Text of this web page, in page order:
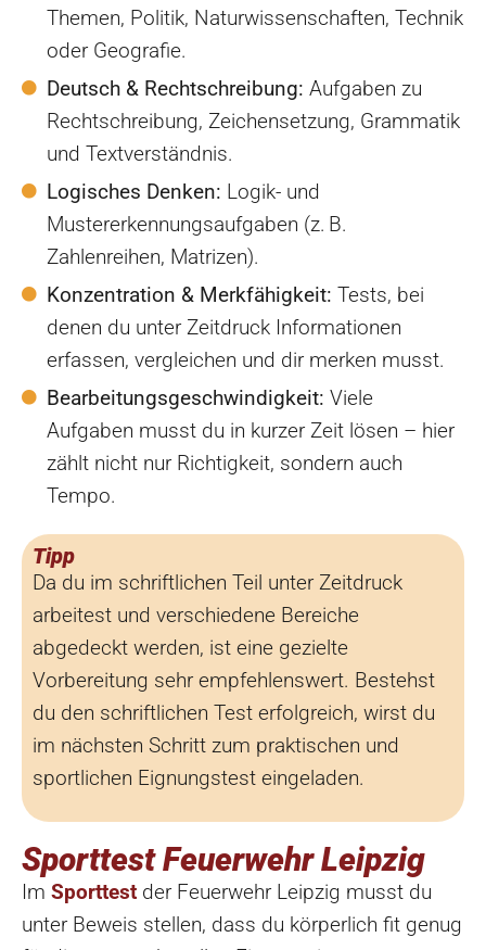
Themen, Politik, Naturwissenschaften, Technik
oder Geografie.
Deutsch & Rechtschreibung: Aufgaben zu
Rechtschreibung, Zeichensetzung, Grammatik
und Textverständnis.
Logisches Denken: Logik- und
Mustererkennungsaufgaben (z. B.
Zahlenreihen, Matrizen).
Konzentration & Merkfähigkeit: Tests, bei
denen du unter Zeitdruck Informationen
erfassen, vergleichen und dir merken musst.
Bearbeitungsgeschwindigkeit: Viele
Aufgaben musst du in kurzer Zeit lösen – hier
zählt nicht nur Richtigkeit, sondern auch
Tempo.
Tipp
Da du im schriftlichen Teil unter Zeitdruck
arbeitest und verschiedene Bereiche
abgedeckt werden, ist eine gezielte
Vorbereitung sehr empfehlenswert. Bestehst
du den schriftlichen Test erfolgreich, wirst du
im nächsten Schritt zum praktischen und
sportlichen Eignungstest eingeladen.
Sporttest Feuerwehr Leipzig
Im Sporttest der Feuerwehr Leipzig musst du
unter Beweis stellen, dass du körperlich fit genug